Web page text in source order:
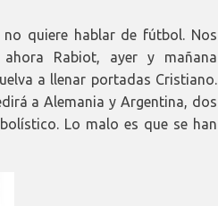
quiere hablar de fútbol. Nos
Rabiot, ayer y mañana
a llenar portadas Cristiano.
a Alemania y Argentina, dos
Lo malo es que se han